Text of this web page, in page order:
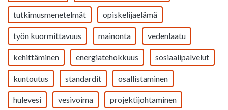
tutkimusmenetelmät opiskelijaelämä
työn kuormittavuus mainonta vedenlaatu
kehittäminen energiatehokkuus sosiaalipalvelut
kuntoutus standardit osallistaminen
hulevesi vesivoima projektijohtaminen